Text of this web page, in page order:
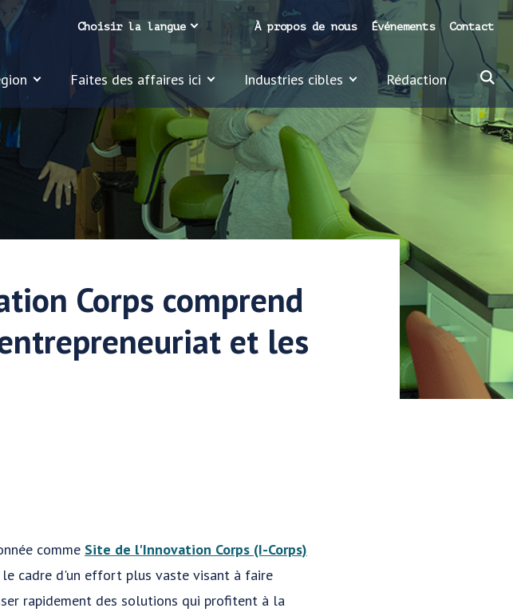
Faites des affaires ici Industries cibles Rédaction
À propos de nous Événements Contact
Choisir la langue
Corps comprend
et les
comme Site de l'Innovation Corps (I-Corps)
le cadre d'un effort plus vaste visant à faire
rapidement des solutions qui profitent à la